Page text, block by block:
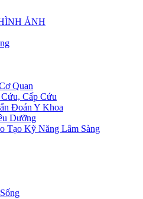
ẢNH
Quan
Cấp Cứu
Đoán Y Khoa
Dưỡng
Tạo Kỹ Năng Lâm Sàng